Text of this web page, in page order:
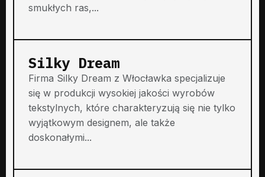
smukłych ras,...
Silky Dream
Firma Silky Dream z Włocławka specjalizuje
się w produkcji wysokiej jakości wyrobów
tekstylnych, które charakteryzują się nie tylko
wyjątkowym designem, ale także
doskonałymi...